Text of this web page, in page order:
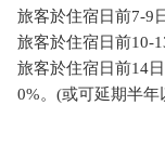
旅客於住宿日前7-9
旅客於住宿日前10-
旅客於住宿日前14
0%。(或可延期半年